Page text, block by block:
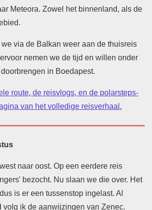
Meteora. Zowel het binnenland, als de
via de Balkan weer aan de thuisreis
nemen we de tijd en willen onder
in Boedapest.
route, de reisvlogs, en de polarsteps-
van het volledige reisverhaal.
naar oost. Op een eerdere reis
bezocht. Nu slaan we die over. Het
is er een tussenstop ingelast. Al
volg ik de aanwijzingen van Zenec.